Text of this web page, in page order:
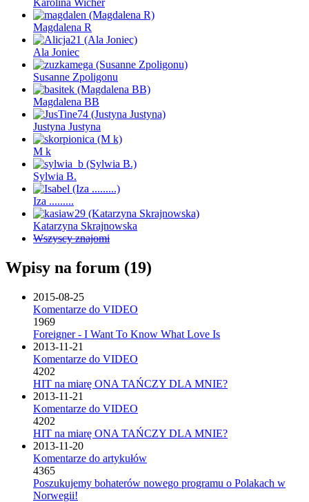
Karolina Wicher
Magdalena R
Ala Joniec
Susanne Zpoligonu
Magdalena BB
Justyna Justyna
M k
Sylwia B.
Iza .........
Katarzyna Skrajnowska
Wszyscy znajomi
Wpisy na forum (19)
2015-08-25
Komentarze do VIDEO
1969
Foreigner - I Want To Know What Love Is
2013-11-21
Komentarze do VIDEO
4202
HIT na miarę ONA TAŃCZY DLA MNIE?
2013-11-21
Komentarze do VIDEO
4202
HIT na miarę ONA TAŃCZY DLA MNIE?
2013-11-20
Komentarze do artykułów
4365
Poszukujemy bohaterów nowego programu o Polakach w
Norwegii!